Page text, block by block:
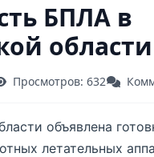
БПЛА в
области
Просмотров: 632
объявлена
летательных